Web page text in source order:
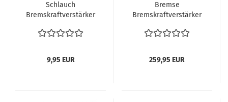
Schlauch
Bremskraftverstärker
1967-7.79 50 cm = 0.5 m
9,95 EUR
Bremse
Bremskraftverstärker
1967-7.74 bis
2142110465 Verglnr.
211611905
259,95 EUR